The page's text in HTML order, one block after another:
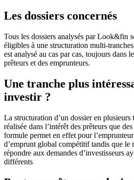
Les dossiers concernés
Tous les dossiers analysés par Look&fin
éligibles à une structuration multi-
est analysé au cas par cas, toujours dans
prêteurs et des emprunteurs.
Une tranche plus
investir ?
La structuration d’un dossier en plusieurs
réalisée dans l’intérêt des prêteurs que
formule permet en effet pour
d’emprunt global compétitif tandis que le
répondre aux demandes d’investisseurs
différents